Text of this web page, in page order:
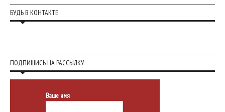
БУДЬ В КОНТАКТЕ
ПОДПИШИСЬ НА РАССЫЛКУ
Ваше имя